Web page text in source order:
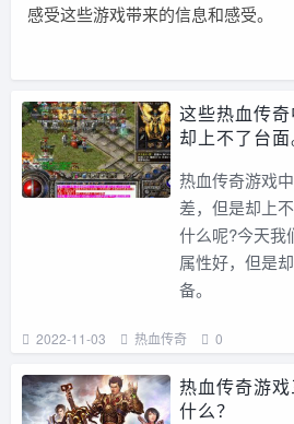
感受这些游戏带来的信息和感受。
这些热血传奇
却上不了台面
热血传奇游戏
差，但是却上
什么呢?今天我
属性好，但是
备。
2022-11-03 热血传奇 0
热血传奇游
什么？